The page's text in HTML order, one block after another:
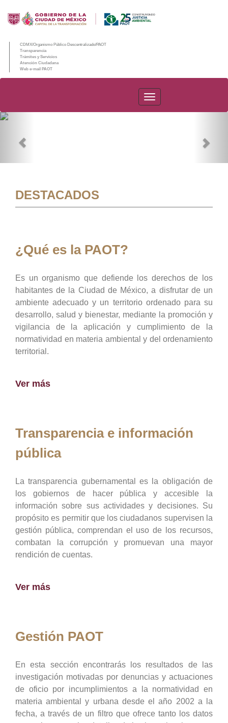
CDMX/Organismo Público Descentralizado/PAOT
Transparencia
Trámites y Servicios
Atención Ciudadana
Web e-mail PAOT
PAOT
DESTACADOS
¿Qué es la PAOT?
Es un organismo que defiende los derechos de los
habitantes de la Ciudad de México, a disfrutar de un
ambiente adecuado y un territorio ordenado para su
desarrollo, salud y bienestar, mediante la promoción y
vigilancia de la aplicación y cumplimiento de la
normatividad en materia ambiental y del ordenamiento
territorial.
Ver más
Transparencia e información
pública
La transparencia gubernamental es la obligación de
los gobiernos de hacer pública y accesible la
información sobre sus actividades y decisiones. Su
propósito es permitir que los ciudadanos supervisen la
gestión pública, comprendan el uso de los recursos,
combatan la corrupción y promuevan una mayor
rendición de cuentas.
Ver más
Gestión PAOT
En esta sección encontrarás los resultados de las
investigación motivadas por denuncias y actuaciones
de oficio por incumplimientos a la normatividad en
materia ambiental y urbana desde el año 2002 a la
fecha, a través de un filtro que ofrece tanto los datos